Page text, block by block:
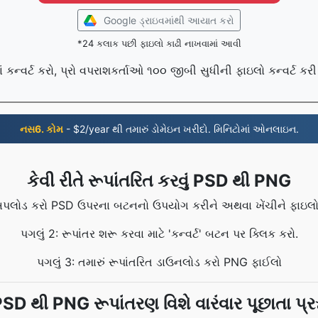
Google ડ્રાઇવમાંથી આયાત કરો
*24 કલાક પછી ફાઇલો કાઢી નાખવામાં આવી
કરો, પ્રો વપરાશકર્તાઓ ૧૦૦ જીબી સુધીની ફાઇલો કન્વર્ટ
નસ6. કોમ- $2/year થી તમારું ડોમેઇન ખરીદો. મિનિટોમાં ઓનલાઇન.
કેવી રીતે રૂપાંતરિત કરવું PSD થી PNG
કરો PSD ઉપરના બટનનો ઉપયોગ કરીને અથવા ખેંચીને
પગલું 2: રૂપાંતર શરૂ કરવા માટે 'કન્વર્ટ' બટન પર ક્લિક કરો.
પગલું 3: તમારું રૂપાંતરિત ડાઉનલોડ કરો PNG ફાઈલો
થી PNG રૂપાંતરણ વિશે વારંવાર પૂછાતા